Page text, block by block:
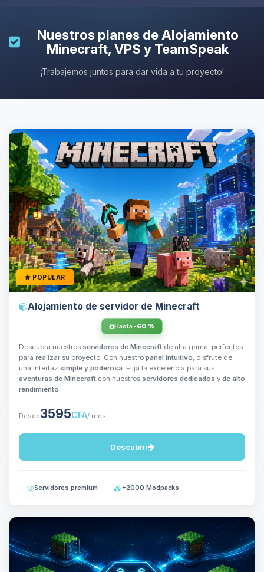
Nuestros planes de Alojamiento
Minecraft, VPS y TeamSpeak
¡Trabajemos juntos para dar vida a tu proyecto!
POPULAR
Alojamiento de servidor de Minecraft
Hasta -60 %
Descubra nuestros servidores de Minecraft de alta gama, perfectos
para realizar su proyecto. Con nuestro panel intuitivo, disfrute de
una interfaz simple y poderosa. Elija la excelencia para sus
aventuras de Minecraft con nuestros servidores dedicados y de alto
rendimiento.
Desde3595CFA/ mes
Descubrir
Servidores premium +2000 Modpacks